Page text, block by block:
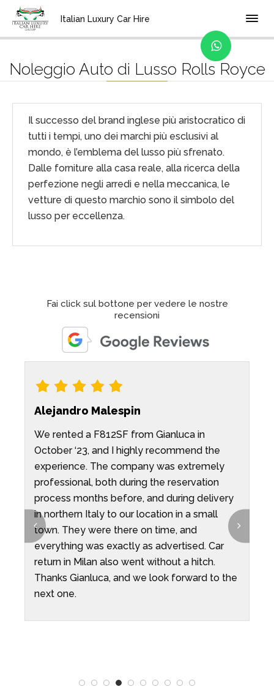
Italian Luxury Car Hire
Home Brand
Noleggio Auto di Lusso Rolls Royce
Il successo del brand inglese più aristocratico di
tutti i tempi, uno dei marchi più esclusivi al
mondo, è l’emblema del lusso più sfrenato.
Dalle forniture alla casa reale, alla ricerca della
perfezione negli arredi e nella meccanica, le
vetture di questo marchio sono il simbolo del
lusso per eccellenza.
Fai click sul bottone per vedere le nostre
recensioni
Alejandro Malespin
We rented a F812SF from Gianluca in
October ‘23, and I highly recommend the
experience. The company was extremely
professional, both during the reservation
process months before, and during delivery
in northern Italy to our location in a small
town. They were there on time, and
everything was exactly as advertised. Car
return in Milan also went without a hitch.
Thanks Gianluca, and we look forward to the
next one.